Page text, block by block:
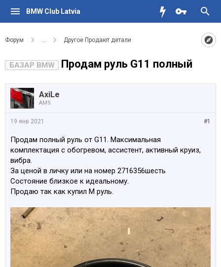
BMW Club Latvia
Форум ... Другое Продают детали
БАЗАР BMW Продам руль G11 полный
AxiLe
AMS
#1
19 янв 2021
Продам полный руль от G11. Максимальная
комплектация с обогревом, ассистент, активный круиз,
вибра.
За ценой в личку или на номер 2716356шесть
Состояние близкое к идеальному.
Продаю так как купил М руль.